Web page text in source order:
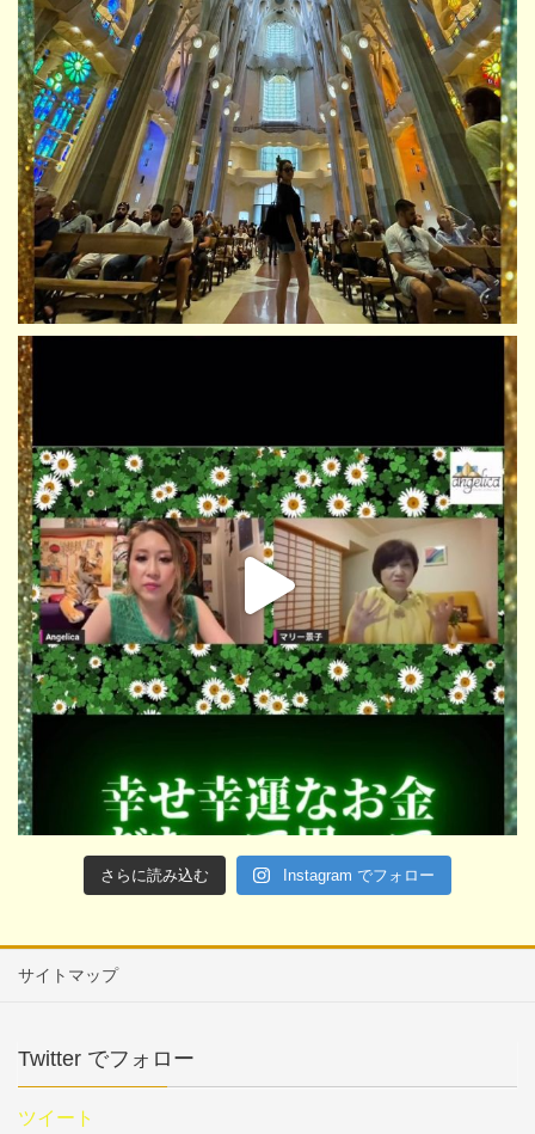
さらに読み込む Instagram でフォロー
サイトマップ
Twitter でフォロー
ツイート